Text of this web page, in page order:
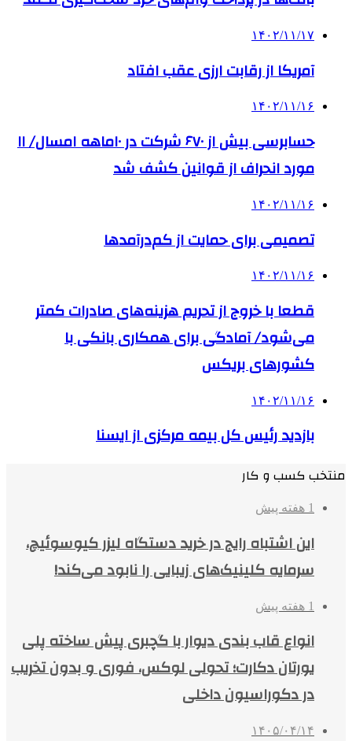
۱۴۰۲/۱۱/۱۷
آمریکا از رقابت ارزی عقب افتاد
۱۴۰۲/۱۱/۱۶
حسابرسی بیش از ۶۷۰ شرکت در ۱۰ماهه امسال/ ۱۱
مورد انحراف از قوانین کشف شد
۱۴۰۲/۱۱/۱۶
تصمیمی برای حمایت از کم‌درآمدها
۱۴۰۲/۱۱/۱۶
قطعا با خروج از تحریم هزینه‌های صادرات کمتر
می‌شود/ آمادگی برای همکاری بانکی با
کشورهای بریکس
۱۴۰۲/۱۱/۱۶
بازدید رئیس کل بیمه مرکزی از ایسنا
منتخب کسب و کار
1 هفته پیش
این اشتباه رایج در خرید دستگاه لیزر کیوسوئیچ،
سرمایه کلینیک‌های زیبایی را نابود می‌کند!
1 هفته پیش
انواع قاب بندی دیوار با گچبری پیش ساخته پلی
یورتان دکارت؛ تحولی لوکس، فوری و بدون تخریب
در دکوراسیون داخلی
۱۴۰۵/۰۴/۱۴